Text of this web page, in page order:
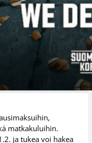
matkakuluihin.
ja tukea voi hakea